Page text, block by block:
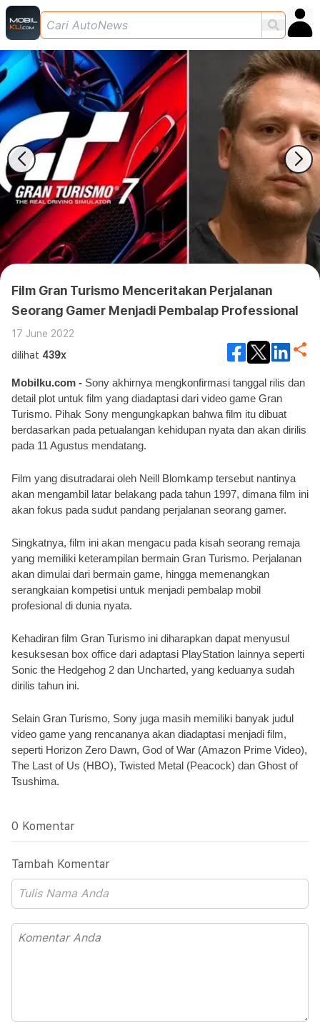
Film Gran Turismo Menceritakan Perjalanan
Seorang Gamer Menjadi Pembalap Professional
17 June 2022
dilihat 439x
Mobilku.com - Sony akhirnya mengkonfirmasi tanggal rilis dan
detail plot untuk film yang diadaptasi dari video game Gran
Turismo. Pihak Sony mengungkapkan bahwa film itu dibuat
berdasarkan pada petualangan kehidupan nyata dan akan dirilis
pada 11 Agustus mendatang.
Film yang disutradarai oleh Neill Blomkamp tersebut nantinya
akan mengambil latar belakang pada tahun 1997, dimana film ini
akan fokus pada sudut pandang perjalanan seorang gamer.
Singkatnya, film ini akan mengacu pada kisah seorang remaja
yang memiliki keterampilan bermain Gran Turismo. Perjalanan
akan dimulai dari bermain game, hingga memenangkan
serangkaian kompetisi untuk menjadi pembalap mobil
profesional di dunia nyata.
Kehadiran film Gran Turismo ini diharapkan dapat menyusul
kesuksesan box office dari adaptasi PlayStation lainnya seperti
Sonic the Hedgehog 2 dan Uncharted, yang keduanya sudah
dirilis tahun ini.
Selain Gran Turismo, Sony juga masih memiliki banyak judul
video game yang rencananya akan diadaptasi menjadi film,
seperti Horizon Zero Dawn, God of War (Amazon Prime Video),
The Last of Us (HBO), Twisted Metal (Peacock) dan Ghost of
Tsushima.
0 Komentar
Tambah Komentar